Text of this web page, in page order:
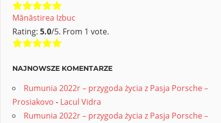
Mănăstirea Izbuc
Rating: 5.0/5. From 1 vote.
NAJNOWSZE KOMENTARZE
Rumunia 2022r – przygoda życia z Pasja Porsche –
Prosiakovo - Lacul Vidra
Rumunia 2022r – przygoda życia z Pasja Porsche –